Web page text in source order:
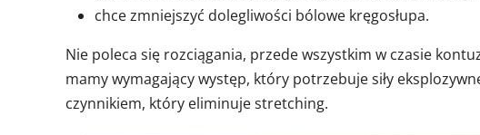
chce zmniejszyć dolegliwości bólowe kręgosłupa.
Nie poleca się rozciągania, przede wszystkim w czasie
mamy wymagający występ, który potrzebuje siły
czynnikiem, który eliminuje stretching.